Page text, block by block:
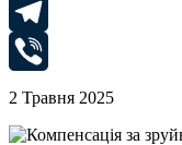
WhatsApp
Telegram
Viber
2 Травня 2025